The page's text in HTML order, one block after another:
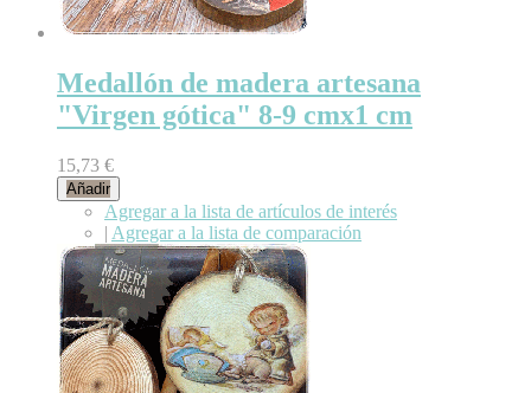
Medallón de madera artesana
"Virgen gótica" 8-9 cmx1 cm
15,73 €
Añadir
Agregar a la lista de artículos de interés
| Agregar a la lista de comparación